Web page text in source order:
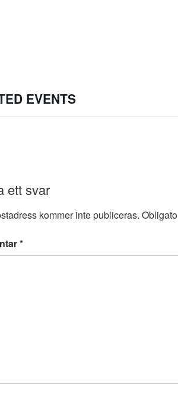
EVENTS
ett svar
kommer inte publiceras.
*